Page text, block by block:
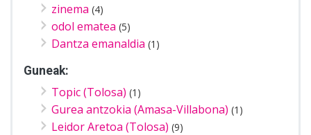
zinema (4)
odol ematea (5)
Dantza emanaldia (1)
Guneak:
Topic (Tolosa) (1)
Gurea antzokia (Amasa-Villabona) (1)
Leidor Aretoa (Tolosa) (9)